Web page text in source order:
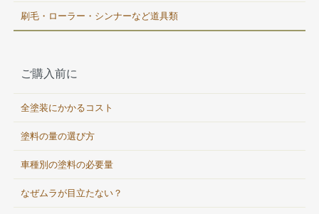
刷毛・ローラー・シンナーなど道具類
ご購入前に
全塗装にかかるコスト
塗料の量の選び方
車種別の塗料の必要量
なぜムラが目立たない？